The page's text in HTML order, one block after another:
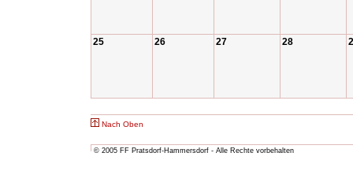
25 26 27 28
Nach Oben
© 2005 FF Pratsdorf-Hammersdorf - Alle Rechte vorbehalten